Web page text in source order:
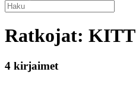
Ratkojat: KITT
4 kirjaimet